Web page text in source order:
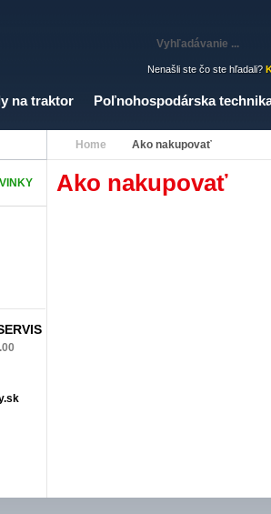
Nenašli ste čo ste hľadali?
na traktor Poľnohospodárska
Home Ako nakupovať
Ako nakupovať